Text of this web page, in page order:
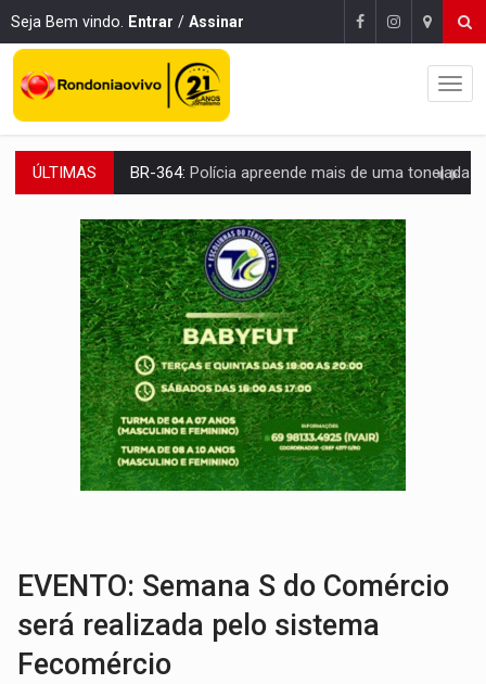
Seja Bem vindo. Entrar / Assinar
ÚLTIMAS
BR-364: Polícia apreende mais de uma tonelada de drogas em fundo
VOVÔ LADRÃO:Idoso é filmado furtando bicicleta na frente
JUSTIÇA:Comarca de Nova Mamoré terá seu primeiro
ADAILTON FÚRIA:Assessoria denuncia suposto ataque com perfis
INFRAESTRUTURA:Após quase 30 anos de espera, asfalto chega ao
A ILHA:Coreografia de Rondônia estreia na programação do Festival de
ELEIÇÕES 2026:Sgt. Mouza esclarece 'erro de digitação' em declaração de
EVENTO: Semana S do Comércio
será realizada pelo sistema
Fecomércio